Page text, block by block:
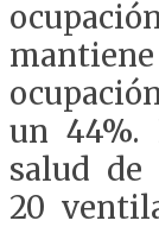
un 44%.
salud de
20